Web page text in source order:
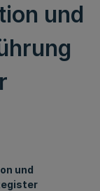
und
und